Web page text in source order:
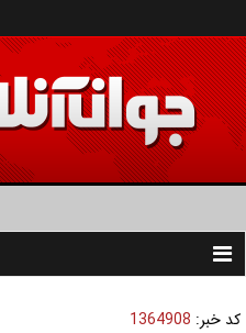
Toggle
کد خبر: 1364908